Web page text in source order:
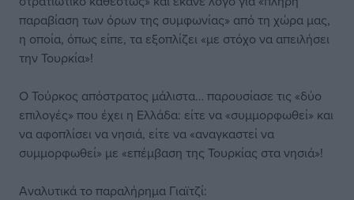
παραβίαση των όρων της συμφωνίας» από τη χώρα μας,
η οποία, όπως είπε, τα εξοπλίζει «με στόχο να απειλήσει
την Τουρκία»!
Ο Τούρκος απόστρατος μάλιστα… παρουσίασε τις «δύο
επιλογές» που έχει η Ελλάδα: είτε να «συμμορφωθεί» και
να αφοπλίσει να νησιά, είτε να «αναγκαστεί να
συμμορφωθεί» με «επέμβαση της Τουρκίας στα νησιά»!
Αναλυτικά το παραλήρημα Γιαϊτζί: